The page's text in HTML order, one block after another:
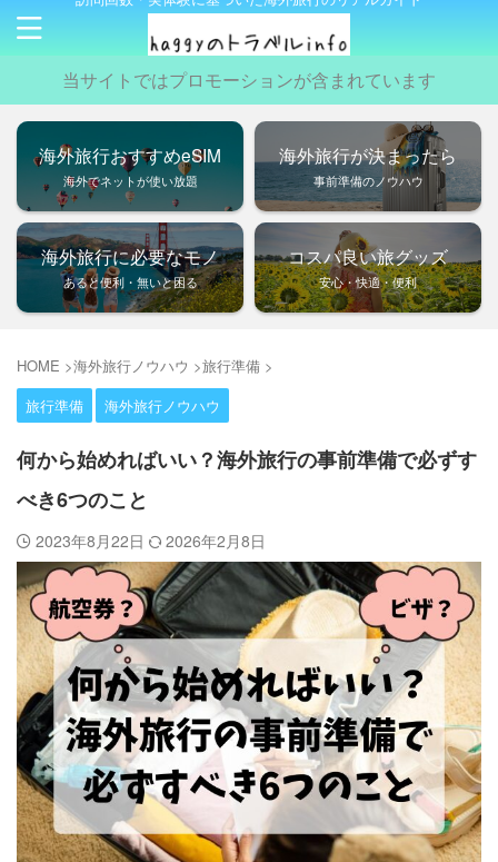
当サイトではプロモーションが含まれています
海外旅行おすすめeSIM
海外でネットが使い放題
海外旅行が決まったら
事前準備のノウハウ
海外旅行に必要なモノ
あると便利・無いと困る
コスパ良い旅グッズ
安心・快適・便利
HOME >海外旅行ノウハウ >旅行準備 >
旅行準備
海外旅行ノウハウ
何から始めればいい？海外旅行の事前準備で必ずす
べき6つのこと
2023年8月22日 2026年2月8日